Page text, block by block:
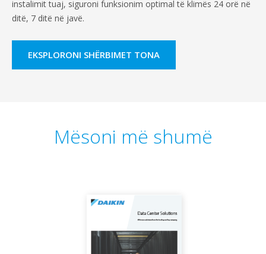
instalimit tuaj, siguroni funksionim optimal të klimës 24 orë në
ditë, 7 ditë në javë.
EKSPLORONI SHËRBIMET TONA
Mësoni më shumë